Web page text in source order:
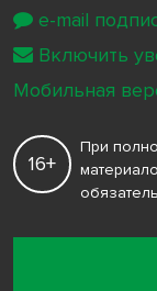
16+
При
e-mail
Включить
Мобильная